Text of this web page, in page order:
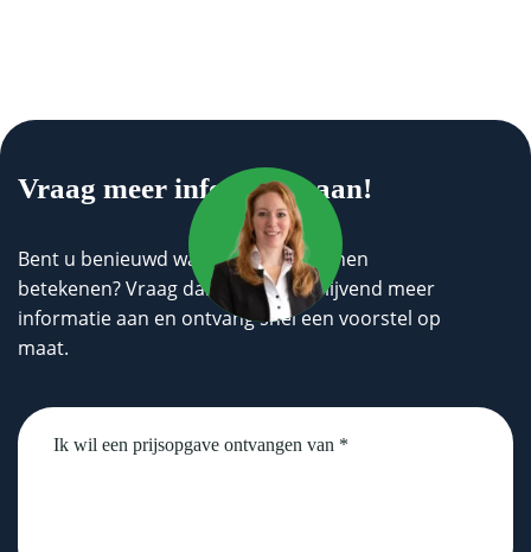
Vraag meer informatie aan!
Bent u benieuwd wat wij voor u kunnen
betekenen? Vraag dan geheel vrijblijvend meer
informatie aan en ontvang snel een voorstel op
maat.
Untitled